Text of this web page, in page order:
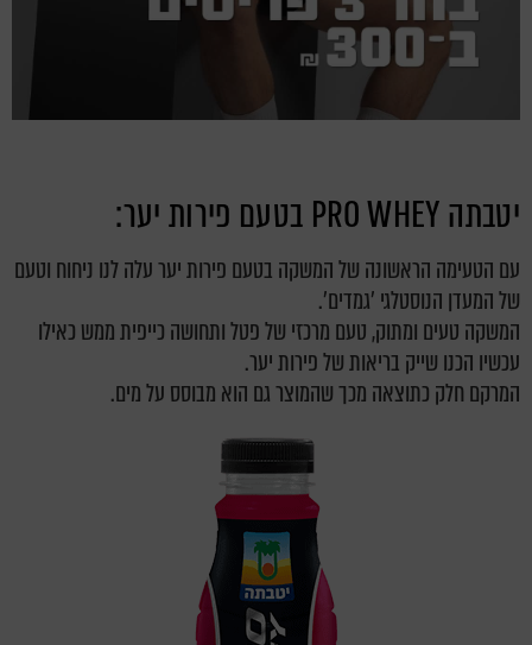
יטבתה PRO WHEY בטעם פירות יער:
עם הטעימה הראשונה של המשקה בטעם פירות יער עלה לנו ניחוח וטעם
של המעדן הנוסטלגי 'גמדים'.
המשקה טעים ומתוק, טעם מרכזי של פטל ותחושה כייפית ממש כאילו
עכשיו הכנו שייק בריאות של פירות יער.
המרקם חלק כתוצאה מכך שהמוצר גם הוא מבוסס על מים.